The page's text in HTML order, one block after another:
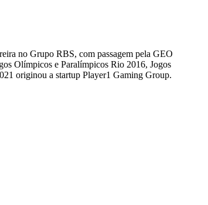
no Grupo RBS, com passagem pela GEO
Olímpicos e Paralímpicos Rio 2016, Jogos
originou a startup Player1 Gaming Group.